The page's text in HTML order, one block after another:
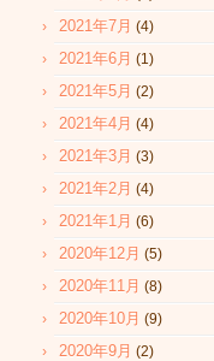
2021年7月 (4)
2021年6月 (1)
2021年5月 (2)
2021年4月 (4)
2021年3月 (3)
2021年2月 (4)
2021年1月 (6)
2020年12月 (5)
2020年11月 (8)
2020年10月 (9)
2020年9月 (2)